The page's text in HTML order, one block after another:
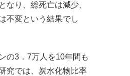
なり、総死亡は減少、
不変という結果でし
の3．7万人を10年間も
究では、炭水化物比率